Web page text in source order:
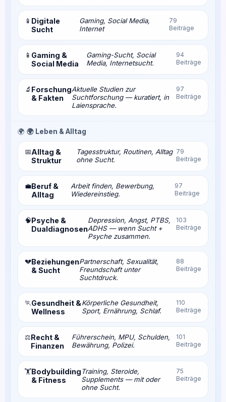
📱 Digitale
Sucht
Gaming, Social Media,
Internet
79
Beiträge
📱 Gaming &
Social Media
Gaming-Sucht, Social
Media, Internetsucht.
94
Beiträge
🔬 Forschung
& Fakten
Aktuelle Studien zur
Suchtforschung — kuratiert, in
Laiensprache.
97
Beiträge
🌍 🌍 Leben & Alltag
📅Alltag &
Struktur
Tagesstruktur, Routinen, Alltag
ohne Sucht.
79
Beiträge
💼Beruf &
Alltag
Arbeit finden, Bewerbung,
Wiedereinstieg.
97
Beiträge
🧠Psyche &
Dualdiagnosen
Depression, Angst, PTBS,
ADHS — wenn Sucht +
Psyche zusammen.
103
Beiträge
💔Beziehungen
& Sucht
Partnerschaft, Sexualität,
Freundschaft unter
Suchtdruck.
88
Beiträge
🏃Gesundheit &
Wellness
Körperliche Gesundheit,
Sport, Ernährung, Schlaf.
110
Beiträge
⚖️Recht &
Finanzen
Führerschein, MPU, Schulden,
Bewährung, Polizei.
101
Beiträge
🏋️Bodybuilding
& Fitness
Training, Steroide,
Supplements — mit oder
ohne Sucht.
75
Beiträge